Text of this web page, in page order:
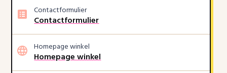
Contactformulier
Contactformulier
Homepage winkel
Homepage winkel